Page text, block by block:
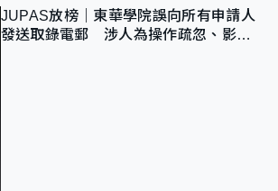
JUPAS放榜｜東華學院誤向所有申請人
發送取錄電郵 涉人為操作疏忽、影響